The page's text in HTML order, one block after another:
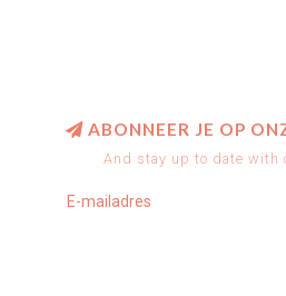
ABONNEER JE OP
And stay up to date with